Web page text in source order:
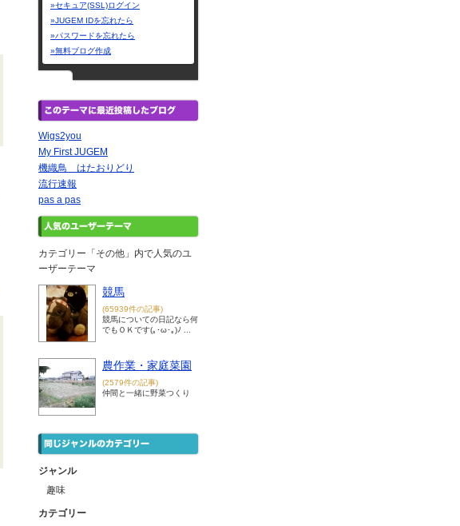
»セキュア(SSL)ログイン
»JUGEM IDを忘れたら
»パスワードを忘れたら
»無料ブログ作成
Wigs2you
My First JUGEM
機織鳥 はたおりどり
流行速報
pas a pas
カテゴリー「その他」内で人気のユ
ーザーテーマ
競馬
(65939件の記事)
競馬についての日記なら何
でもＯＫです(｡･ω･｡)ﾉ ...
農作業・家庭菜園
(2579件の記事)
仲間と一緒に野菜つくり
ジャンル
趣味
カテゴリー